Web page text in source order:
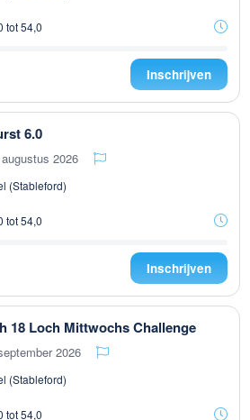
tot 54,0
Inschrijven
6.0
2026
(Stableford)
tot 54,0
Inschrijven
18 Loch Mittwochs Challenge
2026
(Stableford)
tot 54,0